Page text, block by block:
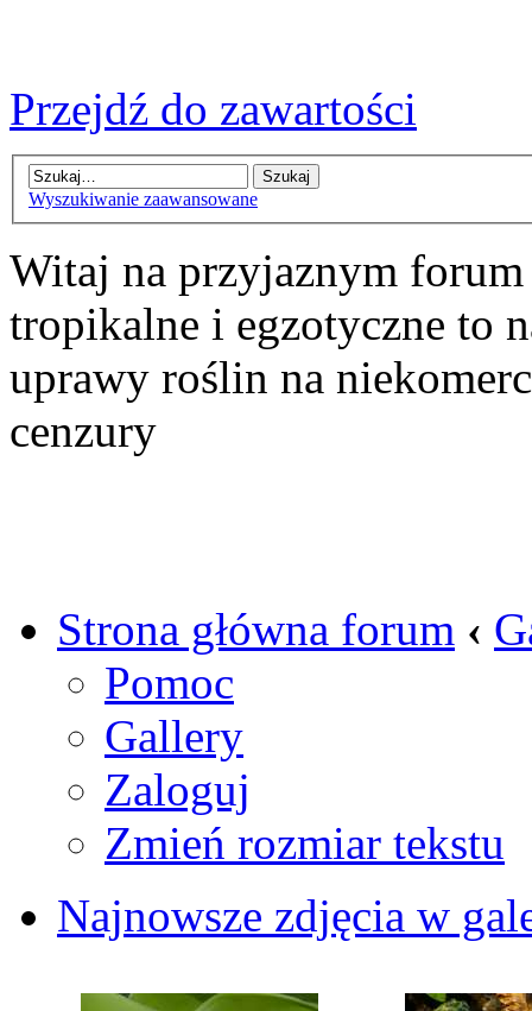
Przejdź do zawartości
Wyszukiwanie zaawansowane
Witaj na przyjaznym
tropikalne i egzotyczne to
uprawy roślin na
cenzury
Strona główna forum ‹
Pomoc
Gallery
Zaloguj
Zmień rozmiar tekstu
Najnowsze zdjęcia w